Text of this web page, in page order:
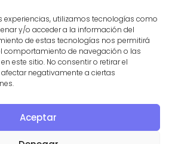
experiencias, utilizamos tecnologías como
y/o acceder a la información del
de estas tecnologías nos permitirá
comportamiento de navegación o las
este sitio. No consentir o retirar el
negativamente a ciertas
Aceptar
a la niusleter aquí
COFINANCIADO POR LOS FONDOS